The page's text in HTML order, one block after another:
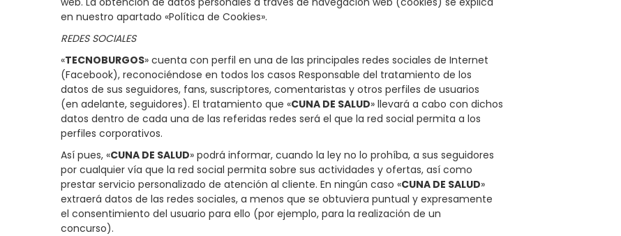
en nuestro apartado «Política de Cookies».
REDES SOCIALES
«TECNOBURGOS» cuenta con perfil en una de las principales redes sociales de Internet
(Facebook), reconociéndose en todos los casos Responsable del tratamiento de los
datos de sus seguidores, fans, suscriptores, comentaristas y otros perfiles de usuarios
(en adelante, seguidores). El tratamiento que «CUNA DE SALUD» llevará a cabo con dichos
datos dentro de cada una de las referidas redes será el que la red social permita a los
perfiles corporativos.
Así pues, «CUNA DE SALUD» podrá informar, cuando la ley no lo prohíba, a sus seguidores
por cualquier vía que la red social permita sobre sus actividades y ofertas, así como
prestar servicio personalizado de atención al cliente. En ningún caso «CUNA DE SALUD»
extraerá datos de las redes sociales, a menos que se obtuviera puntual y expresamente
el consentimiento del usuario para ello (por ejemplo, para la realización de un
concurso).